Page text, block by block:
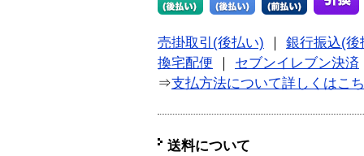
売掛取引(後払い)
銀行振込(後
換宅配便
セブンイレブン決済
⇒支払方法について詳しくはこ
送料について